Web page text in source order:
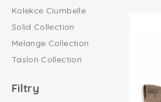
Kolekce Ciumbelle
Solid Collection
Melange Collection
Taslon Collection
Filtry